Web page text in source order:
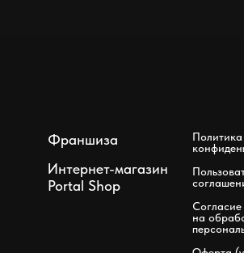
Франшиза
Интернет-магазин
Portal Shop
Политика
Согласие
на